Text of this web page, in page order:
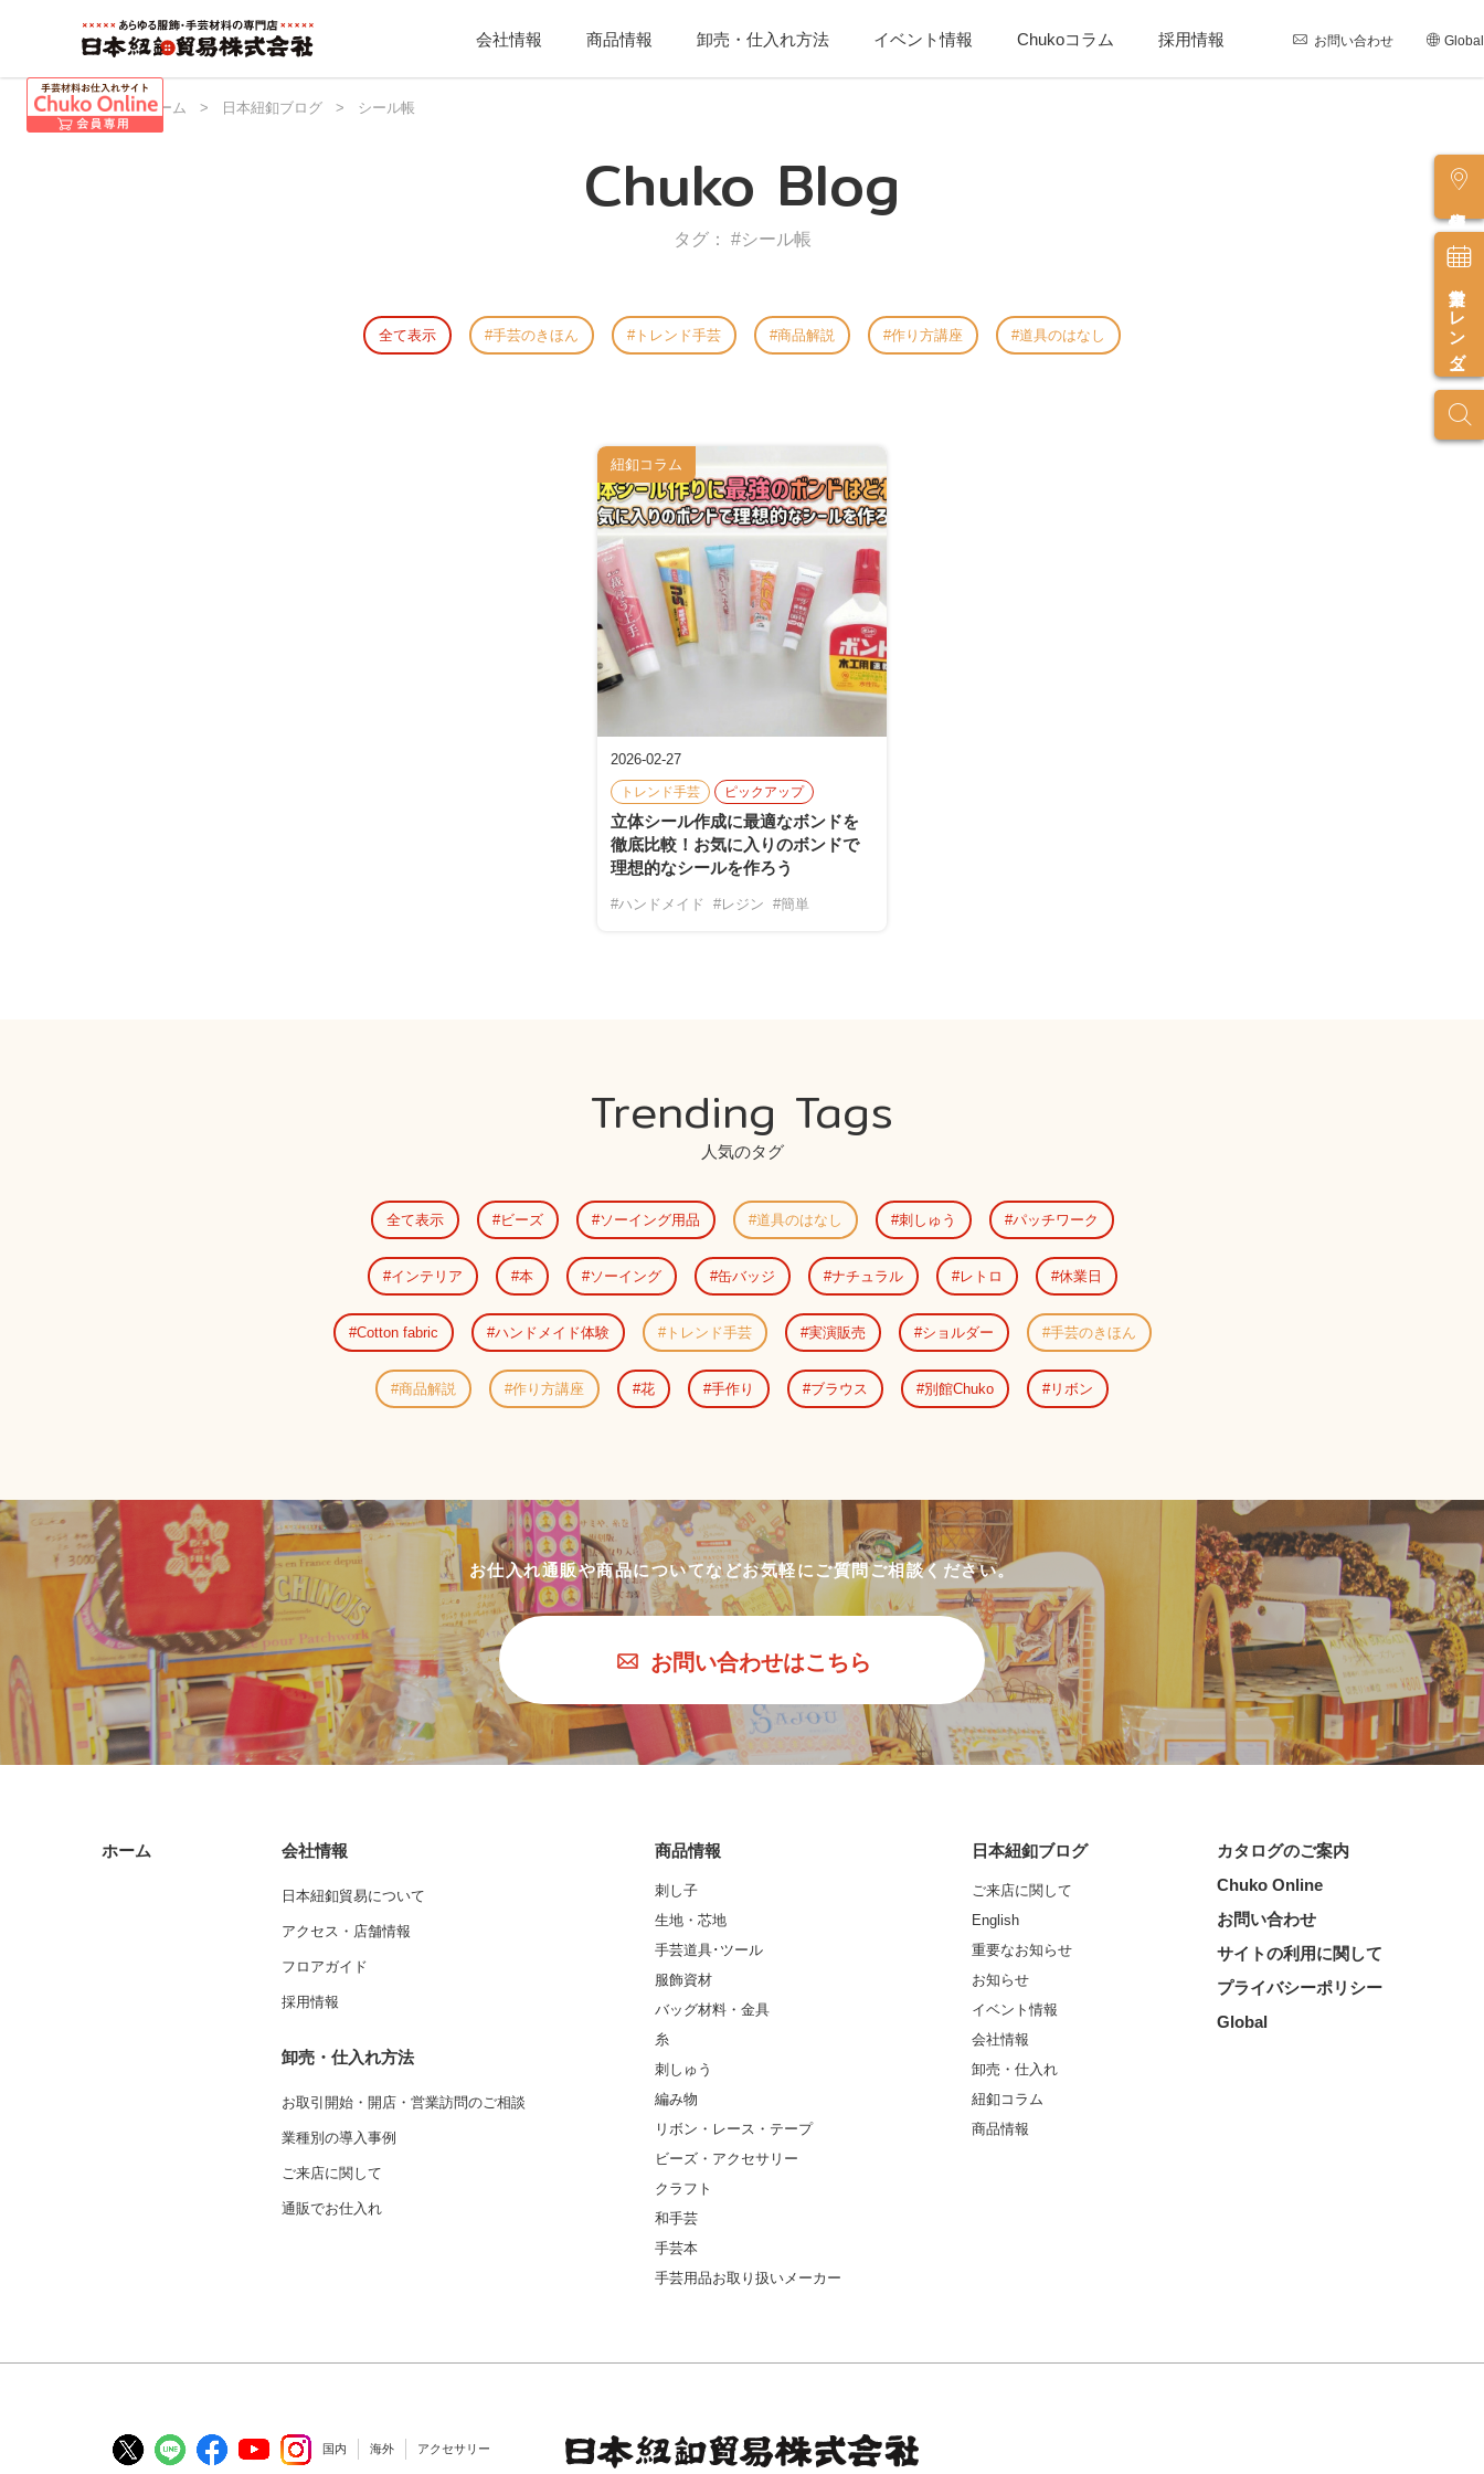
会社情報 商品情報 卸売・仕入れ方法 イベント情報 Chukoコラム 採用情報 お問い合わせ Global
営業カレンダー
日本紐釦 ホーム > 日本紐釦ブログ > シール帳
Chuko Blog
タグ： #シール帳
全て表示 手芸のきほん トレンド手芸 商品解説 作り方講座 道具のはなし
2026-02-27
トレンド手芸 ピックアップ
立体シール作成に最適なボンドを
徹底比較！お気に入りのボンドで
理想的なシールを作ろう
#ハンドメイド #レジン #簡単
紐釦コラム
Trending Tags
人気のタグ
全て表示 ビーズ ソーイング用品 道具のはなし 刺しゅう パッチワーク
インテリア 本 ソーイング 缶バッジ ナチュラル レトロ 休業日
Cotton fabric ハンドメイド体験 トレンド手芸 実演販売 ショルダー 手芸のきほん
商品解説 作り方講座 花 手作り ブラウス 別館Chuko リボン
お仕入れ通販や商品についてなどお気軽にご質問ご相談ください。
お問い合わせはこちら
ホーム 会社情報
日本紐釦貿易について
アクセス・店舗情報
フロアガイド
採用情報
卸売・仕入れ方法
お取引開始・開店・営業訪問のご相談
業種別の導入事例
ご来店に関して
通販でお仕入れ
商品情報
刺し子
生地・芯地
手芸道具･ツール
服飾資材
バッグ材料・金具
糸
刺しゅう
編み物
リボン・レース・テープ
ビーズ・アクセサリー
クラフト
和手芸
手芸本
手芸用品お取り扱いメーカー
日本紐釦ブログ
ご来店に関して
English
重要なお知らせ
お知らせ
イベント情報
会社情報
卸売・仕入れ
紐釦コラム
商品情報
カタログのご案内
Chuko Online
お問い合わせ
サイトの利用に関して
プライバシーポリシー
Global
国内 海外 アクセサリー